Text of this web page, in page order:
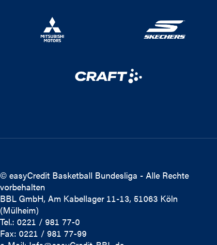
© easyCredit Basketball Bundesliga - Alle Rechte
vorbehalten
BBL GmbH, Am Kabellager 11-13, 51063 Köln
(Mülheim)
Tel.: 0221 / 981 77-0
Fax: 0221 / 981 77-99